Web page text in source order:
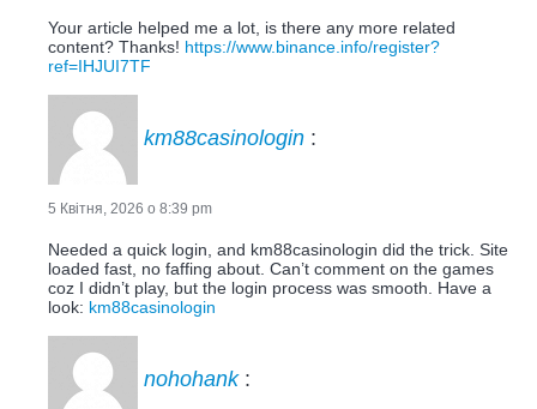
Your article helped me a lot, is there any more related
content? Thanks! https://www.binance.info/register?
ref=IHJUI7TF
km88casinologin :
5 Квітня, 2026 о 8:39 pm
Needed a quick login, and km88casinologin did the trick. Site
loaded fast, no faffing about. Can’t comment on the games
coz I didn’t play, but the login process was smooth. Have a
look: km88casinologin
nohohank :